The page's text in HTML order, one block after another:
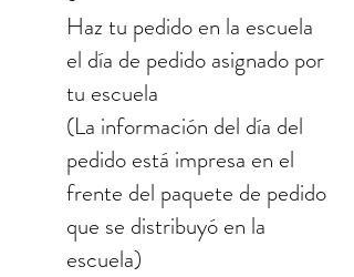
Haz tu pedido en la escuela
el día de pedido asignado por
tu escuela
(La información del día del
pedido está impresa en el
frente del paquete de pedido
que se distribuyó en la
escuela)